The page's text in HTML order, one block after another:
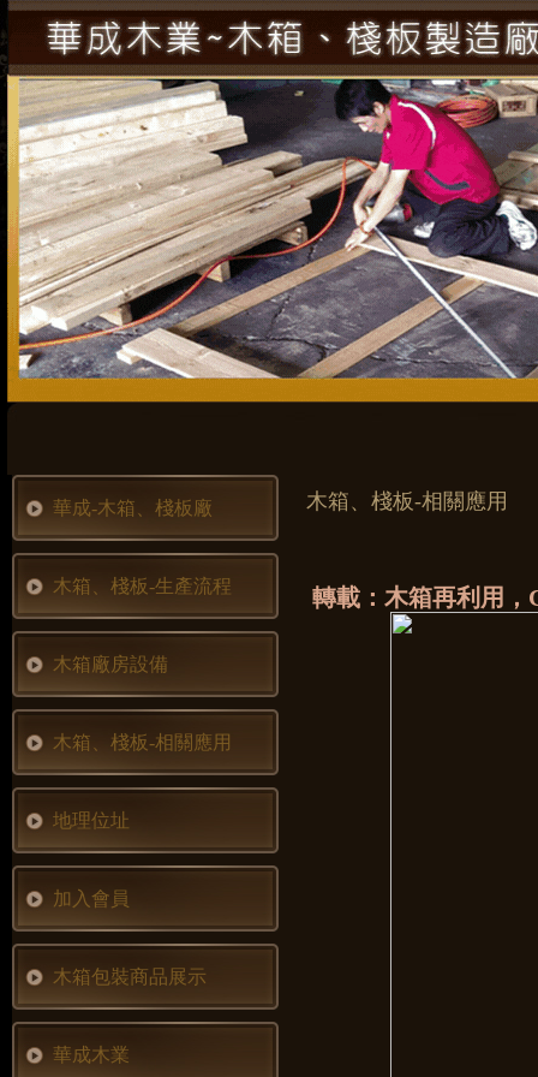
華成-木箱、棧板廠
木箱、棧板-生產流程
木箱廠房設備
木箱、棧板-相關應用
地理位址
加入會員
木箱包裝商品展示
華成木業
木箱、棧板-相關應用
轉載：木箱再利用，